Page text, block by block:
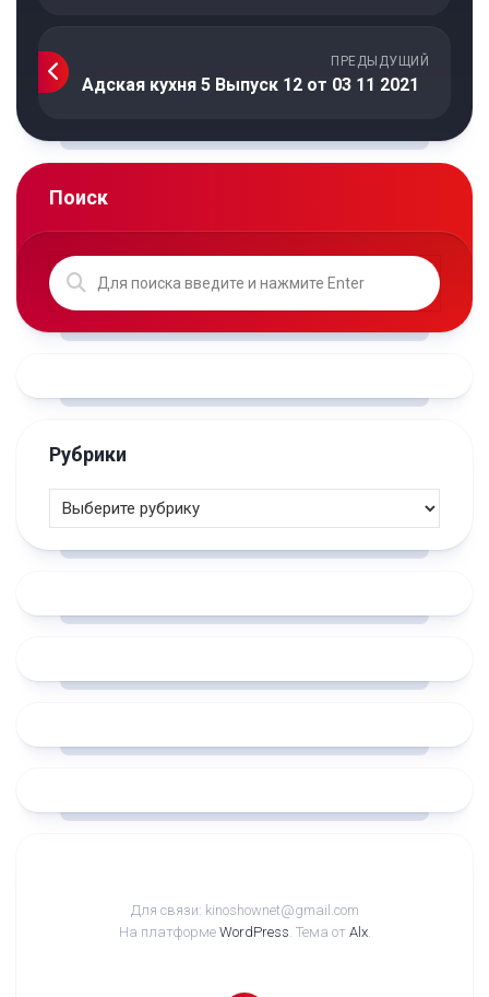
ПРЕДЫДУЩИЙ
Адская кухня 5 Выпуск 12 от 03 11 2021
Поиск
Рубрики
Для связи: kinoshownet@gmail.com
На платформе WordPress. Тема от Alx.